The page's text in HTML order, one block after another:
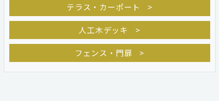
テラス・カーポート
人工木デッキ
フェンス・門扉